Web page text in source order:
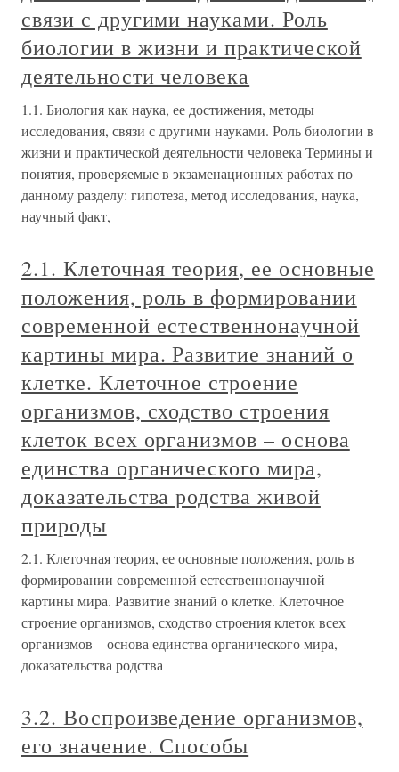
связи с другими науками. Роль
биологии в жизни и практической
деятельности человека
1.1. Биология как наука, ее достижения, методы
исследования, связи с другими науками. Роль биологии в
жизни и практической деятельности человека Термины и
понятия, проверяемые в экзаменационных работах по
данному разделу: гипотеза, метод исследования, наука,
научный факт,
2.1. Клеточная теория, ее основные
положения, роль в формировании
современной естественнонаучной
картины мира. Развитие знаний о
клетке. Клеточное строение
организмов, сходство строения
клеток всех организмов – основа
единства органического мира,
доказательства родства живой
природы
2.1. Клеточная теория, ее основные положения, роль в
формировании современной естественнонаучной
картины мира. Развитие знаний о клетке. Клеточное
строение организмов, сходство строения клеток всех
организмов – основа единства органического мира,
доказательства родства
3.2. Воспроизведение организмов,
его значение. Способы